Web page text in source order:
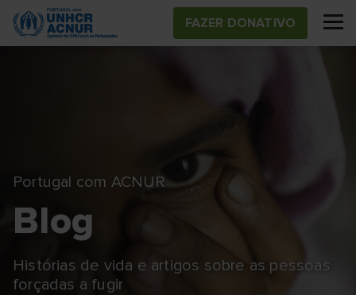
Skip
main
FAZER DONATIVO
Portugal com ACNUR
Blog
Histórias de vida e artigos sobre as pessoas
forçadas a fugir